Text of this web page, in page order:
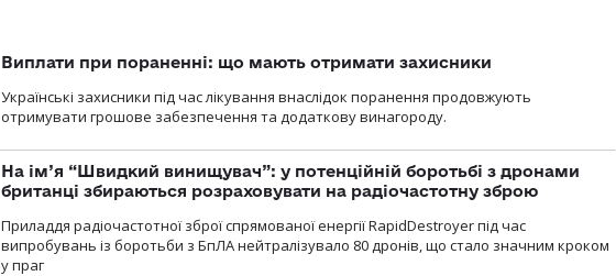
Виплати при пораненні: що мають отримати захисники
Українські захисники під час лікування внаслідок поранення продовжують
отримувати грошове забезпечення та додаткову винагороду.
На ім’я “Швидкий винищувач”: у потенційній боротьбі з дронами
британці збираються розраховувати на радіочастотну зброю
Приладдя радіочастотної зброї спрямованої енергії RapidDestroyer під час
випробувань із боротьби з БпЛА нейтралізувало 80 дронів, що стало значним кроком
у праг